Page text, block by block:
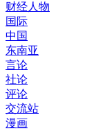
财经人物
国际
中国
东南亚
言论
社论
评论
交流站
漫画